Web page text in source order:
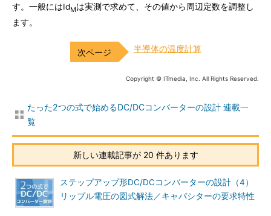
す。一般にはIdMは実測で求めて、その値から周辺定数を調整し
ます。
半導体の温度計算
Copyright © ITmedia, Inc. All Rights Reserved.
たった2つの式で始めるDC/DCコンバーターの設計 連載一
覧
新しい連載記事が 20 件あります
ステップアップ形DC/DCコンバーターの設計（4）
リップル電圧の図式解法／キャパシターの要求特性